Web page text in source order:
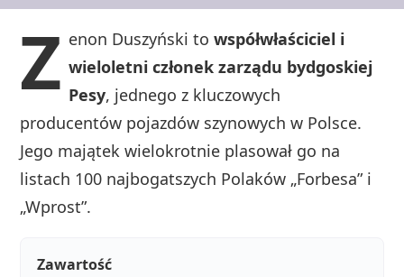
Z enon Duszyński towspółwłaściciel i
wieloletni członek zarządu bydgoskiej
Pesy, jednego z kluczowych
producentów pojazdów szynowych w Polsce.
Jego majątek wielokrotnie plasował go na
listach 100 najbogatszych Polaków „Forbesa” i
„Wprost”.
Zawartość